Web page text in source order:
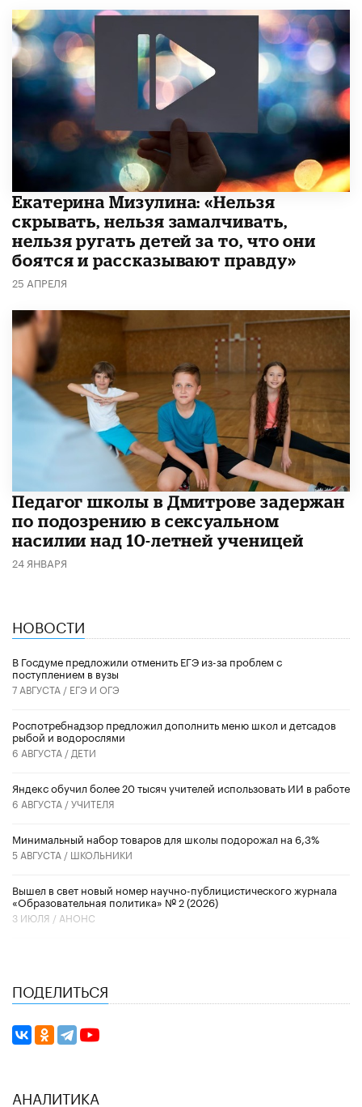
Екатерина Мизулина: «Нельзя
скрывать, нельзя замалчивать,
нельзя ругать детей за то, что они
боятся и рассказывают правду»
25 АПРЕЛЯ
Педагог школы в Дмитрове задержан
по подозрению в сексуальном
насилии над 10-летней ученицей
24 ЯНВАРЯ
НОВОСТИ
В Госдуме предложили отменить ЕГЭ из-за проблем с
поступлением в вузы
7 АВГУСТА / ЕГЭ И ОГЭ
Роспотребнадзор предложил дополнить меню школ и детсадов
рыбой и водорослями
6 АВГУСТА / ДЕТИ
​Яндекс обучил более 20 тысяч учителей использовать ИИ в работе
6 АВГУСТА /УЧИТЕЛЯ
Минимальный набор товаров для школы подорожал на 6,3%
5 АВГУСТА / ШКОЛЬНИКИ
Вышел в свет новый номер научно-публицистического журнала
«Образовательная политика» № 2 (2026)
3 ИЮЛЯ / АНОНС
ПОДЕЛИТЬСЯ
АНАЛИТИКА